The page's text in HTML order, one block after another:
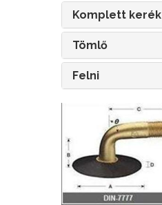
Komplett kerék
Tömlő
Felni